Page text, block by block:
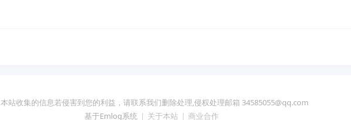
本站收集的信息若侵害到您的利益，请联系我们删除处理,侵权处理邮箱 34585055@qq.com
基于Emlog系统 | 关于本站 | 商业合作